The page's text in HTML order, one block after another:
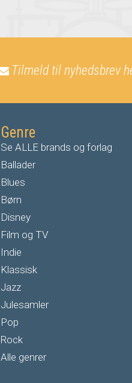
Tilmeld til nyhedsbrev
Genre
Se ALLE brands og forlag
Ballader
Blues
Børn
Disney
Film og TV
Indie
Klassisk
Jazz
Julesamler
Pop
Rock
Alle genrer